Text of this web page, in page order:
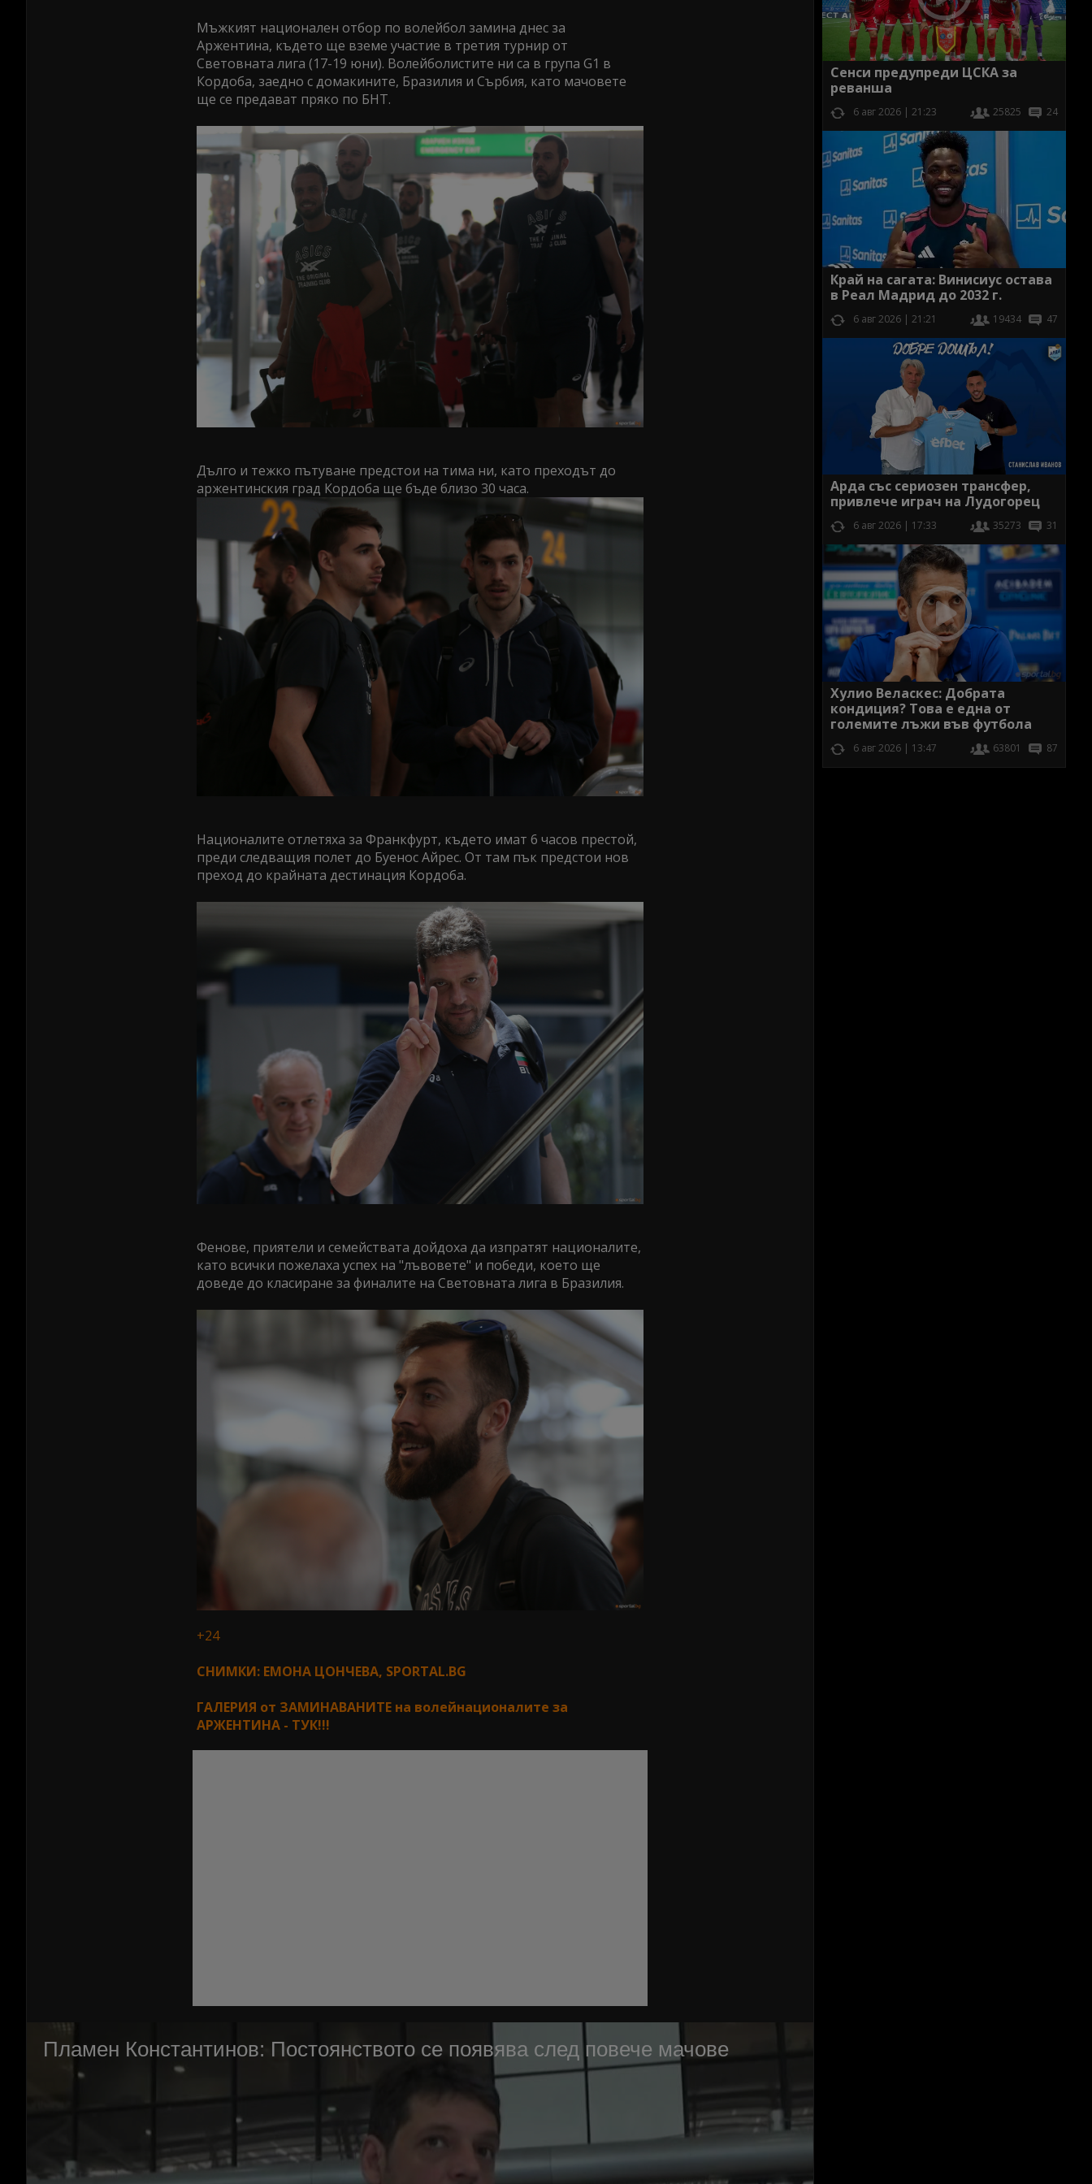
Мъжкият национален отбор по волейбол замина днес за
Аржентина, където ще вземе участие в третия турнир от
Световната лига (17-19 юни). Волейболистите ни са в група G1 в
Кордоба, заедно с домакините, Бразилия и Сърбия, като мачовете
ще се предават пряко по БНТ.
Дълго и тежко пътуване предстои на тима ни, като преходът до
аржентинския град Кордоба ще бъде близо 30 часа.
Националите отлетяха за Франкфурт, където имат 6 часов престой,
преди следващия полет до Буенос Айрес. От там пък предстои нов
преход до крайната дестинация Кордоба.
Фенове, приятели и семействата дойдоха да изпратят националите,
като всички пожелаха успех на "лъвовете" и победи, което ще
доведе до класиране за финалите на Световната лига в Бразилия.
+24
СНИМКИ: ЕМОНА ЦОНЧЕВА, SPORTAL.BG
ГАЛЕРИЯ от ЗАМИНАВАНИТЕ на волейнационалите за
АРЖЕНТИНА - ТУК!!!
Сенси предупреди ЦСКА за
реванша
6 авг 2026 | 21:23 25825 24
Край на сагата: Винисиус остава
в Реал Мадрид до 2032 г.
6 авг 2026 | 21:21 19434 47
Арда със сериозен трансфер,
привлече играч на Лудогорец
6 авг 2026 | 17:33 35273 31
Хулио Веласкес: Добрата
кондиция? Това е една от
големите лъжи във футбола
6 авг 2026 | 13:47 63801 87